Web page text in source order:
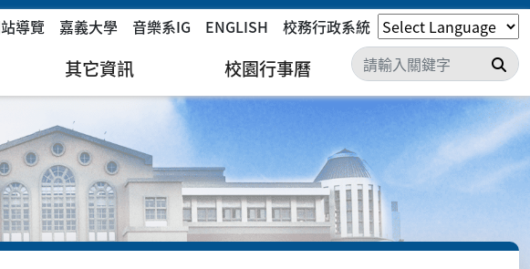
導覽 嘉義大學 音樂系IG ENGLISH 校務行政系統
其它資訊 校園行事曆 搜